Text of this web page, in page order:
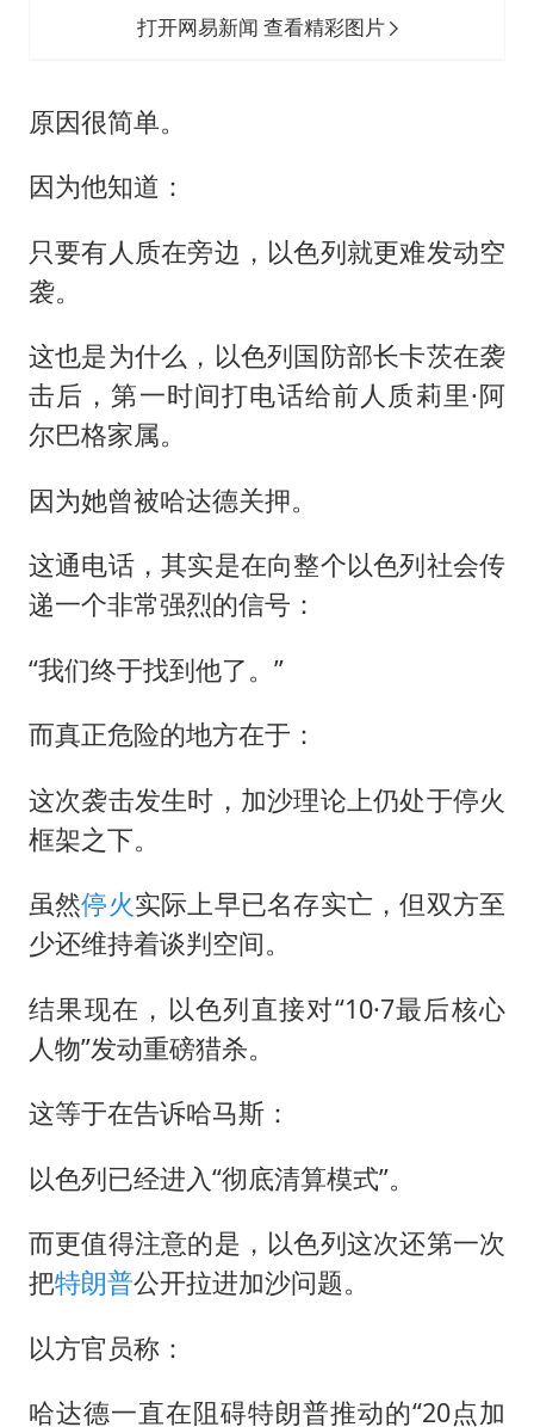
打开网易新闻 查看精彩图片
原因很简单。
因为他知道：
只要有人质在旁边，以色列就更难发动空
袭。
这也是为什么，以色列国防部长卡茨在袭
击后，第一时间打电话给前人质莉里·阿
尔巴格家属。
因为她曾被哈达德关押。
这通电话，其实是在向整个以色列社会传
递一个非常强烈的信号：
“我们终于找到他了。”
而真正危险的地方在于：
这次袭击发生时，加沙理论上仍处于停火
框架之下。
虽然停火实际上早已名存实亡，但双方至
少还维持着谈判空间。
结果现在，以色列直接对“10·7最后核心
人物”发动重磅猎杀。
这等于在告诉哈马斯：
以色列已经进入“彻底清算模式”。
而更值得注意的是，以色列这次还第一次
把特朗普公开拉进加沙问题。
以方官员称：
哈达德一直在阻碍特朗普推动的“20点加